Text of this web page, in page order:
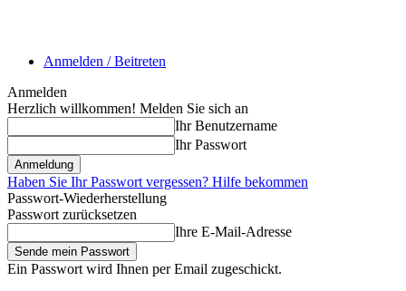
Anmelden / Beitreten
Anmelden
Herzlich willkommen! Melden Sie sich an
Ihr Benutzername
Ihr Passwort
Haben Sie Ihr Passwort vergessen? Hilfe bekommen
Passwort-Wiederherstellung
Passwort zurücksetzen
Ihre E-Mail-Adresse
Ein Passwort wird Ihnen per Email zugeschickt.